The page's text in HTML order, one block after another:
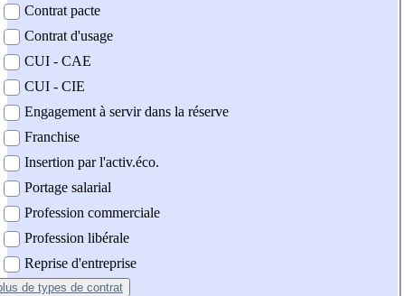
Contrat pacte
Contrat d'usage
CUI - CAE
CUI - CIE
Engagement à servir dans la réserve
Franchise
Insertion par l'activ.éco.
Portage salarial
Profession commerciale
Profession libérale
Reprise d'entreprise
de types de contrat